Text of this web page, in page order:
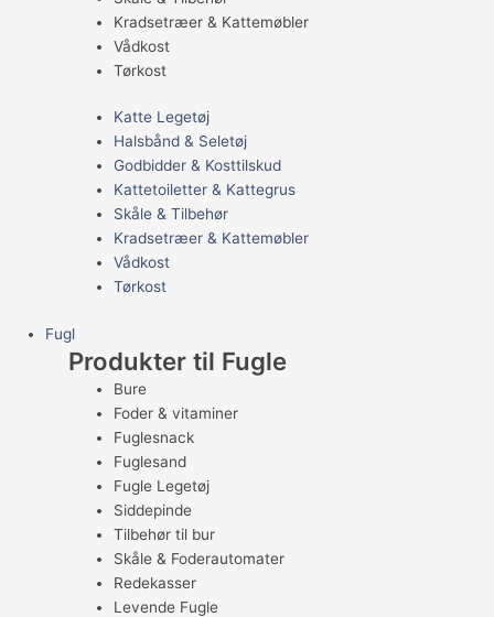
Kradsetræer & Kattemøbler
Vådkost
Tørkost
Katte Legetøj
Halsbånd & Seletøj
Godbidder & Kosttilskud
Kattetoiletter & Kattegrus
Skåle & Tilbehør
Kradsetræer & Kattemøbler
Vådkost
Tørkost
Fugl
Produkter til Fugle
Bure
Foder & vitaminer
Fuglesnack
Fuglesand
Fugle Legetøj
Siddepinde
Tilbehør til bur
Skåle & Foderautomater
Redekasser
Levende Fugle